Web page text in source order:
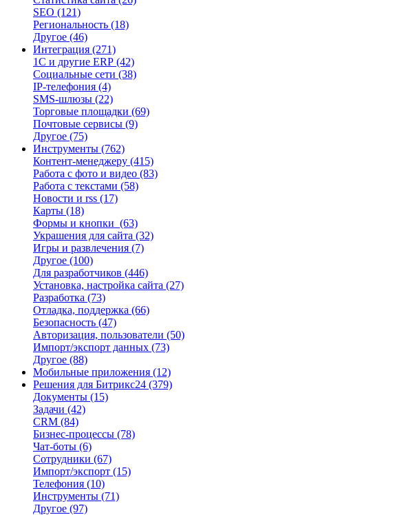
SEO (121)
Региональность (18)
Другое (46)
Интеграция (271)
1С и другие ERP (42)
Социальные сети (38)
IP-телефония (4)
SMS-шлюзы (22)
Торговые площадки (69)
Почтовые сервисы (9)
Другое (75)
Инструменты (762)
Контент-менеджеру (415)
Работа с фото и видео (83)
Работа с текстами (58)
Новости и rss (17)
Карты (18)
Формы и кнопки (63)
Украшения для сайта (32)
Игры и развлечения (7)
Другое (100)
Для разработчиков (446)
Установка, настройка сайта (27)
Разработка (73)
Отладка, поддержка (66)
Безопасность (47)
Авторизация, пользователи (50)
Импорт/экспорт данных (73)
Другое (88)
Мобильные приложения (12)
Решения для Битрикс24 (379)
Документы (15)
Задачи (42)
CRM (84)
Бизнес-процессы (78)
Чат-боты (6)
Сотрудники (67)
Импорт/экспорт (15)
Телефония (10)
Инструменты (71)
Другое (97)